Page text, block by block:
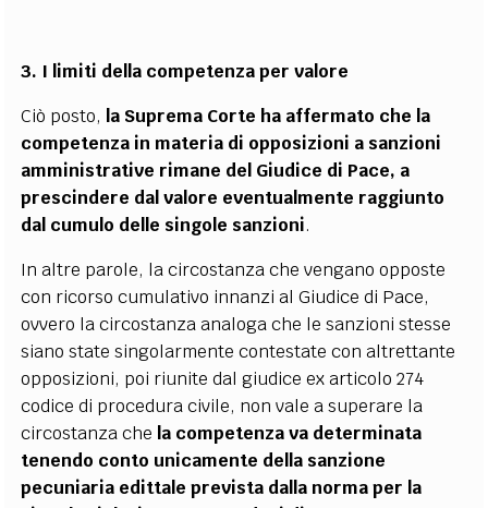
3. I limiti della competenza per valore
Ciò posto, la Suprema Corte ha affermato che la
competenza in materia di opposizioni a sanzioni
amministrative rimane del Giudice di Pace, a
prescindere dal valore eventualmente raggiunto
dal cumulo delle singole sanzioni.
In altre parole, la circostanza che vengano opposte
con ricorso cumulativo innanzi al Giudice di Pace,
ovvero la circostanza analoga che le sanzioni stesse
siano state singolarmente contestate con altrettante
opposizioni, poi riunite dal giudice ex articolo 274
codice di procedura civile, non vale a superare la
circostanza che la competenza va determinata
tenendo conto unicamente della sanzione
pecuniaria edittale prevista dalla norma per la